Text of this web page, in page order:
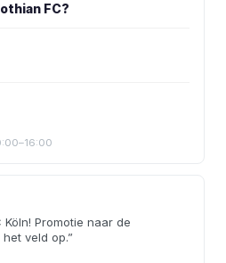
FC?
Promotie naar de
veld op.”